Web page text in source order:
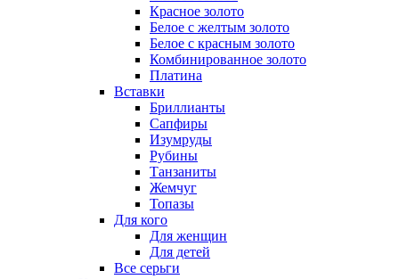
Красное золото
Белое с желтым золото
Белое с красным золото
Комбинированное золото
Платина
Вставки
Бриллианты
Сапфиры
Изумруды
Рубины
Танзаниты
Жемчуг
Топазы
Для кого
Для женщин
Для детей
Все серьги